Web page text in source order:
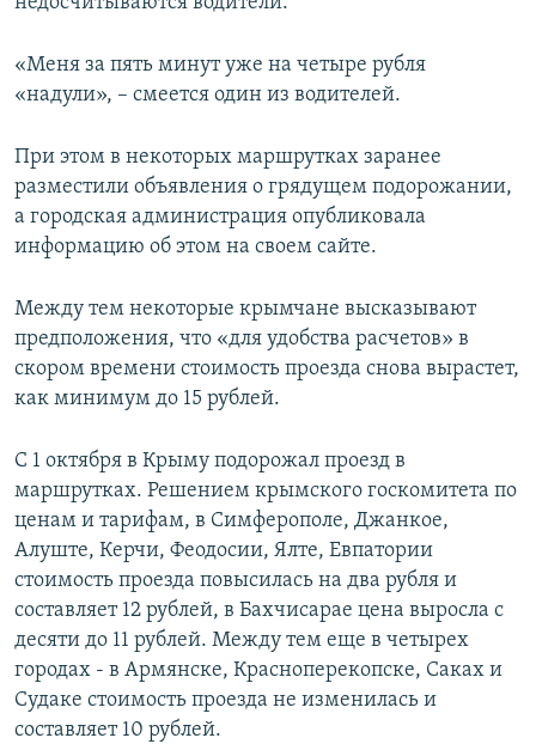
«Меня за пять минут уже на четыре рубля
«надули», – смеется один из водителей.
При этом в некоторых маршрутках заранее
разместили объявления о грядущем подорожании,
а городская администрация опубликовала
информацию об этом на своем сайте.
Между тем некоторые крымчане высказывают
предположения, что «для удобства расчетов» в
скором времени стоимость проезда снова вырастет,
как минимум до 15 рублей.
С 1 октября в Крыму подорожал проезд в
маршрутках. Решением крымского госкомитета по
ценам и тарифам, в Симферополе, Джанкое,
Алуште, Керчи, Феодосии, Ялте, Евпатории
стоимость проезда повысилась на два рубля и
составляет 12 рублей, в Бахчисарае цена выросла с
десяти до 11 рублей. Между тем еще в четырех
городах - в Армянске, Красноперекопске, Саках и
Судаке стоимость проезда не изменилась и
составляет 10 рублей.